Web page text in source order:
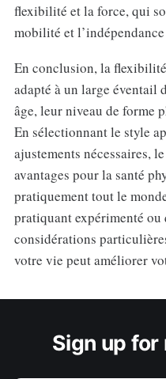
flexibilité et la force, qui
mobilité et
En conclusion, la
adapté à un large éventail
âge, leur niveau de forme
En sélectionnant le style
ajustements nécessaires,
avantages pour la santé
pratiquement tout le
pratiquant expérimenté ou
considérations
votre vie peut améliorer
Sign up for